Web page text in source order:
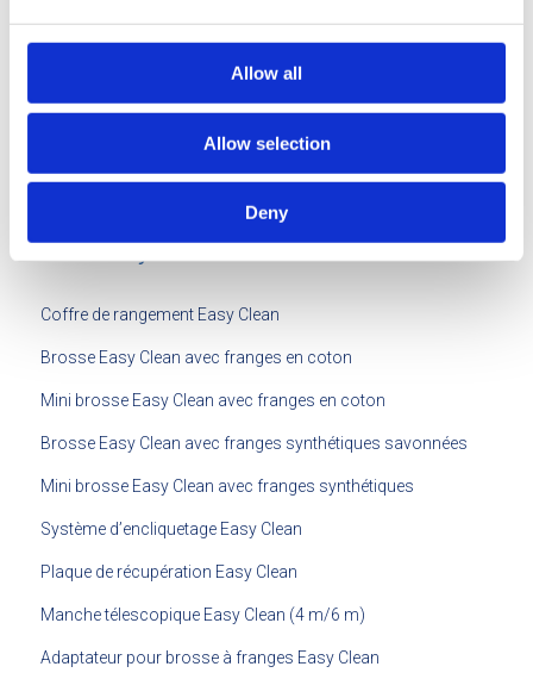
Allow all
Allow selection
Deny
Lutte contre les nuisibles
À propos d’Everest Export
Balais Easy Clean
Coffre de rangement Easy Clean
Brosse Easy Clean avec franges en coton
Mini brosse Easy Clean avec franges en coton
Brosse Easy Clean avec franges synthétiques savonnées
Mini brosse Easy Clean avec franges synthétiques
Système d’encliquetage Easy Clean
Plaque de récupération Easy Clean
Manche télescopique Easy Clean (4 m/6 m)
Adaptateur pour brosse à franges Easy Clean